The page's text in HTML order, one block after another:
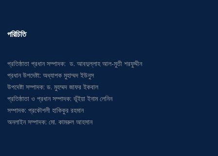
প্রধান উপদেষ্টা: অধ্যাপক মুহাম্মদ ইউনুস
উপদেষ্টা সম্পাদক: ড. মুহম্মদ জাফর ইকবাল
প্রতিষ্ঠাতা ও প্রধান সম্পাদক: ভূঁইয়া ইনাম লেনিন
সম্পাদক: প্রকৌশলী হাকিকুর রহমান
অনলাইন সম্পাদক: মো. কামরুল আহসান